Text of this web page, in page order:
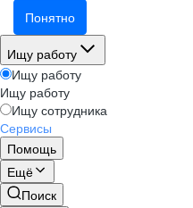
Понятно
Ищу работу
Ищу работу
Ищу работу
Ищу сотрудника
Сервисы
Помощь
Ещё
Поиск